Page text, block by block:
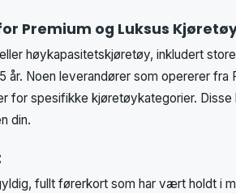
Premium og Luksus
høykapasitetskjøretøy, inkludert
år. Noen leverandører som opererer fra
for spesifikke kjøretøykategorier.
din.
fullt førerkort som har vært holdt i